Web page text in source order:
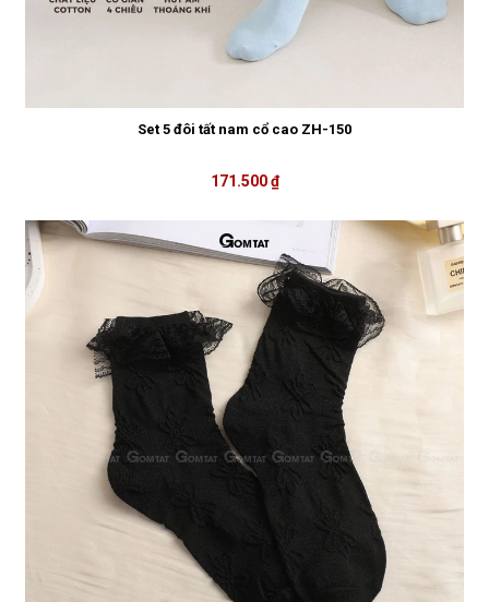
Set 5 đôi tất nam cổ cao ZH-150
171.500 ₫